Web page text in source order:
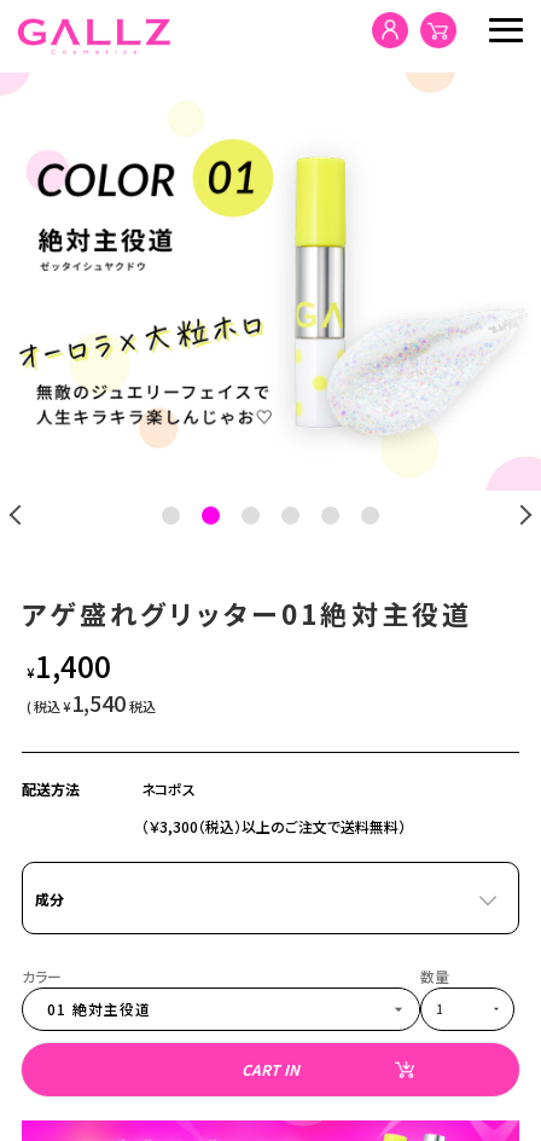
HOME
PRODUCTS
NEWS
SDGs
アゲ盛れグリッター01絶対主役道
¥1,400
¥1,540税込
配送方法
ネコポス
（￥3,300（税込）以上のご注文で送料無料）
成分
01 絶対主役道
CART IN